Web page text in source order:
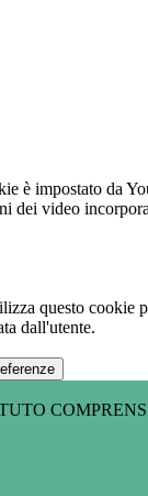
è impostato da
dei video
questo cookie
dall'utente.